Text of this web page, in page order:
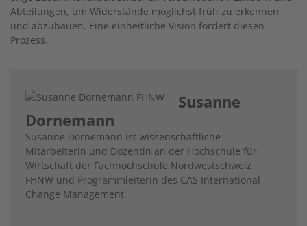
Abteilungen, um Widerstände möglichst früh zu erkennen
und abzubauen. Eine einheitliche Vision fördert diesen
Prozess.
Susanne
Dornemann
Susanne Dornemann ist wissenschaftliche
Mitarbeiterin und Dozentin an der Hochschule für
Wirtschaft der Fachhochschule Nordwestschweiz
FHNW und Programmleiterin des CAS International
Change Management.